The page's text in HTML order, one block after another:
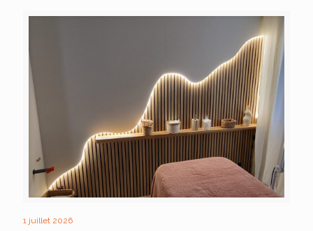
1 juillet 2026